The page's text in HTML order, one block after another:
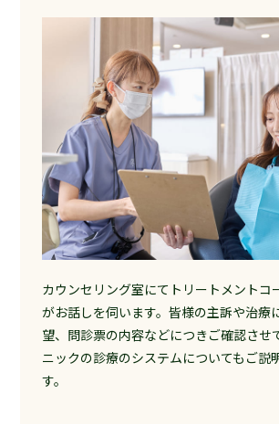
カウンセリング室にてトリートメントコ
がお話しを伺います。皆様の主訴や治療
望、問診票の内容などにつきご確認させ
ニックの診療のシステムについてもご説
す。